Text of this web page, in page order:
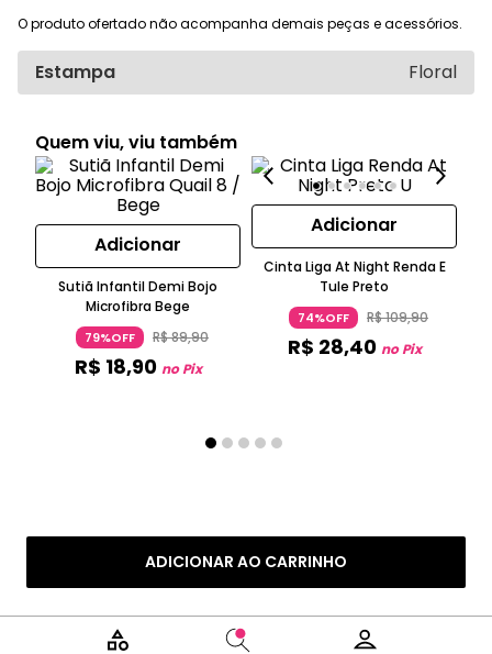
ADICIONAR AO CARRINHO
O produto ofertado não acompanha demais peças e acessórios.
Estampa Floral
Quem viu, viu também
Adicionar
Sutiã Infantil Demi Bojo
Microfibra Bege
79%OFF R$89,90
R$ 18,90 no Pix
Adicionar
Cinta Liga At Night Renda E
Tule Preto
74%OFF R$109,90
R$ 28,40 no Pix